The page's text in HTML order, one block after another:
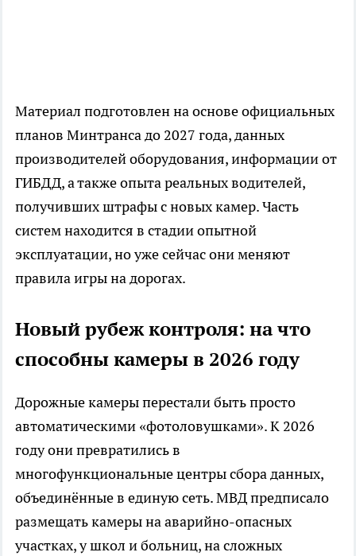
Материал подготовлен на основе официальных
планов Минтранса до 2027 года, данных
производителей оборудования, информации от
ГИБДД, а также опыта реальных водителей,
получивших штрафы с новых камер. Часть
систем находится в стадии опытной
эксплуатации, но уже сейчас они меняют
правила игры на дорогах.
Новый рубеж контроля: на что
способны камеры в 2026 году
Дорожные камеры перестали быть просто
автоматическими «фотоловушками». К 2026
году они превратились в
многофункциональные центры сбора данных,
объединённые в единую сеть. МВД предписало
размещать камеры на аварийно-опасных
участках, у школ и больниц, на сложных